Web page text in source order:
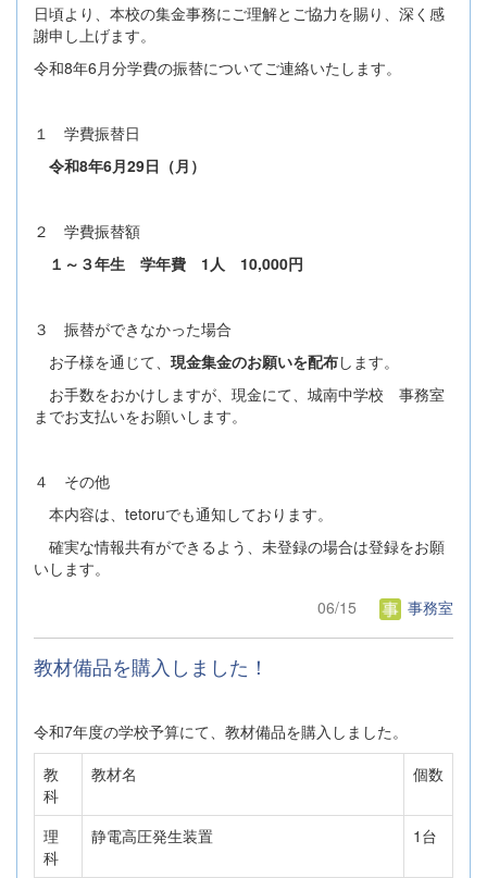
日頃より、本校の集金事務にご理解とご協力を賜り、深く感
謝申し上げます。
令和8年6月分学費の振替についてご連絡いたします。
１ 学費振替日
令和8年6月29日（月）
２ 学費振替額
１～３年生 学年費 1人 10,000円
３ 振替ができなかった場合
お子様を通じて、 現金集金のお願いを配布します。
お手数をおかけしますが、現金にて、城南中学校 事務室
までお支払いをお願いします。
４ その他
本内容は、tetoruでも通知しております。
確実な情報共有ができるよう、未登録の場合は登録をお願
いします。
06/15
事務室
教材備品を購入しました！
令和7年度の学校予算にて、教材備品を購入しました。
教
科
教材名 個数
理
科
静電高圧発生装置 1台